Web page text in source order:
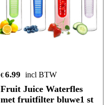
€ 6.99 incl BTW
Fruit Juice Waterfles
met fruitfilter bluwe1 st